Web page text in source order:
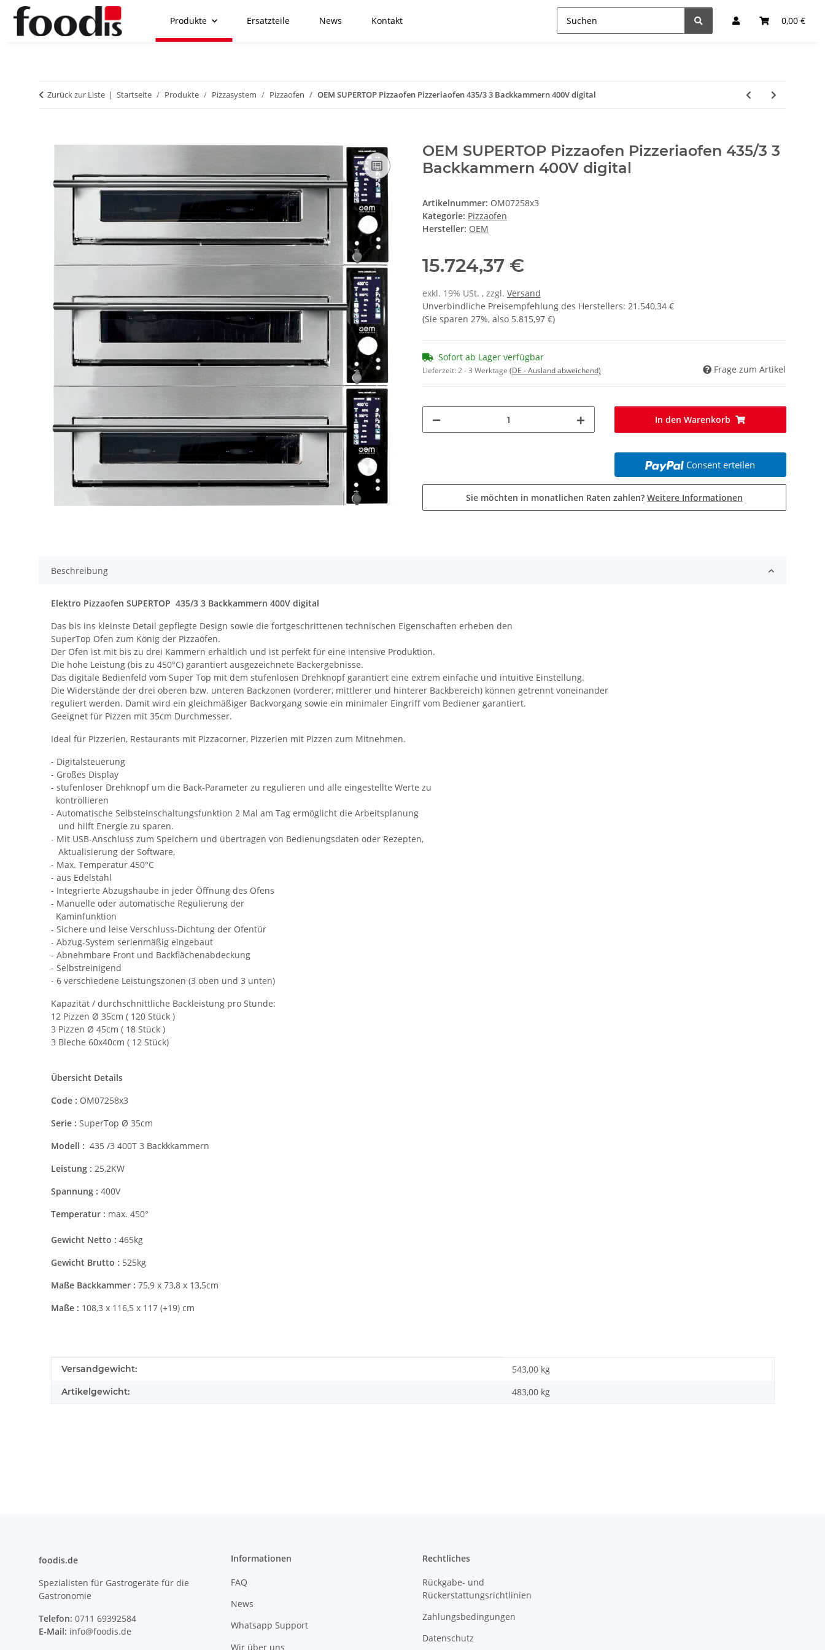
0,00 €
Produkte Ersatzteile News Kontakt
Zurück zur Liste Startseite Produkte Pizzasystem Pizzaofen OEM SUPERTOP Pizzaofen Pizzeriaofen 435/3 3 Backkammern 400V digital
OEM SUPERTOP Pizzaofen Pizzeriaofen 435/3 3
Backkammern 400V digital
Artikelnummer: OM07258x3
Kategorie: Pizzaofen
Hersteller: OEM
15.724,37 €
exkl. 19% USt. , zzgl. Versand
Unverbindliche Preisempfehlung des Herstellers: 21.540,34 €
(Sie sparen 27%, also 5.815,97 €)
Sofort ab Lager verfügbar
Lieferzeit:2 - 3 Werktage (DE - Ausland abweichend) Frage zum Artikel
In den Warenkorb
Consent erteilen
Sie möchten in monatlichen Raten zahlen? Weitere Informationen
Beschreibung
Elektro Pizzaofen SUPERTOP 435/3 3 Backkammern 400V digital
Das bis ins kleinste Detail gepflegte Design sowie die fortgeschrittenen technischen Eigenschaften erheben den
SuperTop Ofen zum König der Pizzaöfen.
Der Ofen ist mit bis zu drei Kammern erhältlich und ist perfekt für eine intensive Produktion.
Die hohe Leistung (bis zu 450°C) garantiert ausgezeichnete Backergebnisse.
Das digitale Bedienfeld vom Super Top mit dem stufenlosen Drehknopf garantiert eine extrem einfache und intuitive Einstellung.
Die Widerstände der drei oberen bzw. unteren Backzonen (vorderer, mittlerer und hinterer Backbereich) können getrennt voneinander
reguliert werden. Damit wird ein gleichmäßiger Backvorgang sowie ein minimaler Eingriff vom Bediener garantiert.
Geeignet für Pizzen mit 35cm Durchmesser.
Ideal für Pizzerien, Restaurants mit Pizzacorner, Pizzerien mit Pizzen zum Mitnehmen.
- Digitalsteuerung
- Großes Display
- stufenloser Drehknopf um die Back-Parameter zu regulieren und alle eingestellte Werte zu
kontrollieren
- Automatische Selbsteinschaltungsfunktion 2 Mal am Tag ermöglicht die Arbeitsplanung
und hilft Energie zu sparen.
- Mit USB-Anschluss zum Speichern und übertragen von Bedienungsdaten oder Rezepten,
Aktualisierung der Software,
- Max. Temperatur 450°C
- aus Edelstahl
- Integrierte Abzugshaube in jeder Öffnung des Ofens
- Manuelle oder automatische Regulierung der
Kaminfunktion
- Sichere und leise Verschluss-Dichtung der Ofentür
- Abzug-System serienmäßig eingebaut
- Abnehmbare Front und Backflächenabdeckung
- Selbstreinigend
- 6 verschiedene Leistungszonen (3 oben und 3 unten)
Kapazität / durchschnittliche Backleistung pro Stunde:
12 Pizzen Ø 35cm ( 120 Stück )
3 Pizzen Ø 45cm ( 18 Stück )
3 Bleche 60x40cm ( 12 Stück)
Übersicht Details
Code : OM07258x3
Serie : SuperTop Ø 35cm
Modell : 435 /3 400T 3 Backkkammern
Leistung : 25,2KW
Spannung : 400V
Temperatur : max. 450°
Gewicht Netto : 465kg
Gewicht Brutto : 525kg
Maße Backkammer : 75,9 x 73,8 x 13,5cm
Maße : 108,3 x 116,5 x 117 (+19) cm
Produkteigenschaft
Wert
Versandgewicht: 543,00 kg
Artikelgewicht: 483,00 kg
foodis.de
Spezialisten für Gastrogeräte für die
Gastronomie
Telefon: 0711 69392584
E-Mail: info@foodis.de
Informationen
FAQ
News
Whatsapp Support
Wir über uns
Rechtliches
Rückgabe- und
Rückerstattungsrichtlinien
Zahlungsbedingungen
Datenschutz